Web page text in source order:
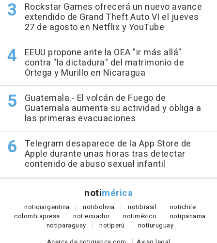
Rockstar Games ofrecerá un nuevo avance
extendido de Grand Theft Auto VI el jueves
27 de agosto en Netflix y YouTube
EEUU propone ante la OEA "ir más allá"
contra "la dictadura" del matrimonio de
Ortega y Murillo en Nicaragua
Guatemala.- El volcán de Fuego de
Guatemala aumenta su actividad y obliga a
las primeras evacuaciones
Telegram desaparece de la App Store de
Apple durante unas horas tras detectar
contenido de abuso sexual infantil
notimérica
noticiargentina notibolivia notibrasil notichile
colombiapress notiecuador notiméxico notipanama
notiparaguay notiperú notiuruguay